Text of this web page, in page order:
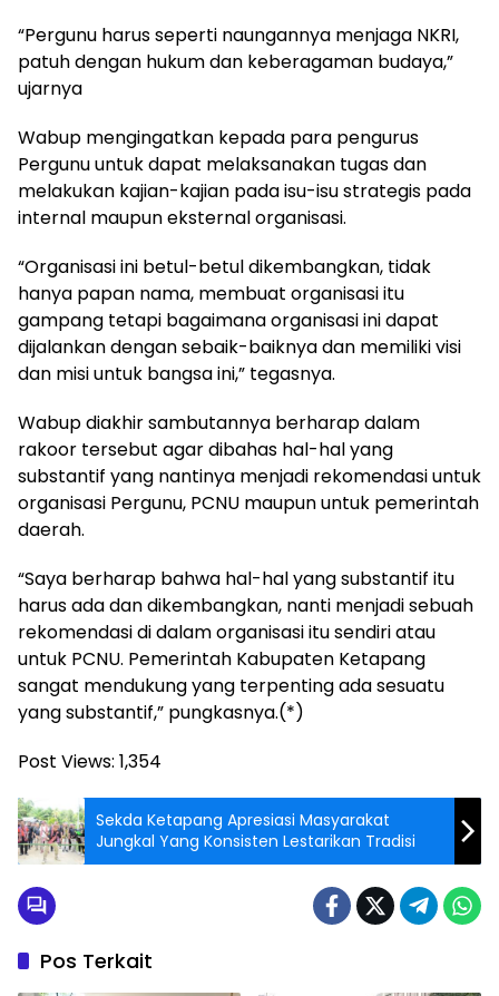
“Pergunu harus seperti naungannya menjaga NKRI,
patuh dengan hukum dan keberagaman budaya,”
ujarnya
Wabup mengingatkan kepada para pengurus
Pergunu untuk dapat melaksanakan tugas dan
melakukan kajian-kajian pada isu-isu strategis pada
internal maupun eksternal organisasi.
“Organisasi ini betul-betul dikembangkan, tidak
hanya papan nama, membuat organisasi itu
gampang tetapi bagaimana organisasi ini dapat
dijalankan dengan sebaik-baiknya dan memiliki visi
dan misi untuk bangsa ini,” tegasnya.
Wabup diakhir sambutannya berharap dalam
rakoor tersebut agar dibahas hal-hal yang
substantif yang nantinya menjadi rekomendasi untuk
organisasi Pergunu, PCNU maupun untuk pemerintah
daerah.
“Saya berharap bahwa hal-hal yang substantif itu
harus ada dan dikembangkan, nanti menjadi sebuah
rekomendasi di dalam organisasi itu sendiri atau
untuk PCNU. Pemerintah Kabupaten Ketapang
sangat mendukung yang terpenting ada sesuatu
yang substantif,” pungkasnya.(*)
Post Views: 1,354
Sekda Ketapang Apresiasi Masyarakat
Jungkal Yang Konsisten Lestarikan Tradisi
Pos Terkait